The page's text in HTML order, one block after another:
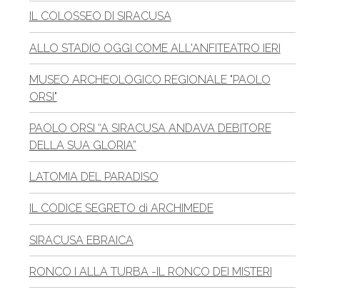
IL COLOSSEO DI SIRACUSA
ALLO STADIO OGGI COME ALL'ANFITEATRO IERI
MUSEO ARCHEOLOGICO REGIONALE "PAOLO
ORSI"
PAOLO ORSI “A SIRACUSA ANDAVA DEBITORE
DELLA SUA GLORIA”
LATOMIA DEL PARADISO
IL CODICE SEGRETO di ARCHIMEDE
SIRACUSA EBRAICA
RONCO I ALLA TURBA -IL RONCO DEI MISTERI